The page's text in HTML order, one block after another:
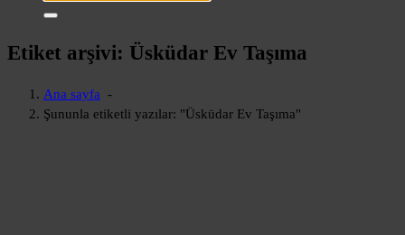
ara:
Etiket arşivi: Üsküdar Ev Taşıma
Ana sayfa -
Şununla etiketli yazılar: "Üsküdar Ev Taşıma"